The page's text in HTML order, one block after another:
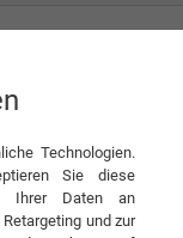
Technologien.
Sie diese
Ihrer Daten an
und zur